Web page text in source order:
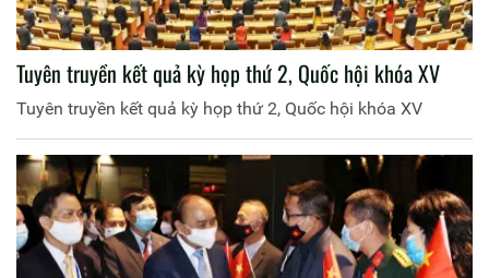
Tuyên truyền kết quả kỳ họp thứ 2, Quốc hội khóa XV
Tuyên truyền kết quả kỳ họp thứ 2, Quốc hội khóa XV